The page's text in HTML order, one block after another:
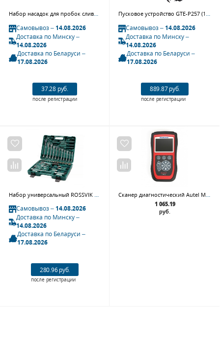
Набор насадок для пробок слива масла АКПП MB 3 предмета AFFIX AF10348003
Самовывоз –14.08.2026
Доставка по Минску –
14.08.2026
Доставка по Беларуси –
17.08.2026
37.28 руб.
после регистрации
Пусковое устройство GTE-P257 (12В/24В), 2*22Ач, пиковый ток 2200А
Самовывоз –14.08.2026
Доставка по Минску –
14.08.2026
Доставка по Беларуси –
17.08.2026
889.87 руб.
после регистрации
Самовывоз –14.08.2026
Доставка по Минску –
14.08.2026
Доставка по Беларуси –
17.08.2026
280.96 руб.
после регистрации
1 065.19
руб.